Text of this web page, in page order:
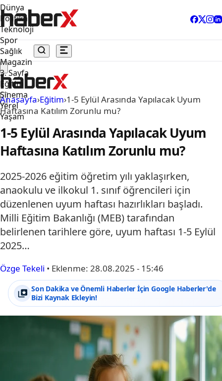
Dünya
Politika
Teknoloji
Spor
Sağlık
Magazin
3. Sayfa
Eğitim
Sinema
Yerel
Yaşam
Anasayfa›Eğitim›1-5 Eylül Arasında Yapılacak Uyum
Haftasına Katılım Zorunlu mu?
1-5 Eylül Arasında Yapılacak Uyum
Haftasına Katılım Zorunlu mu?
2025-2026 eğitim öğretim yılı yaklaşırken,
anaokulu ve ilkokul 1. sınıf öğrencileri için
düzenlenen uyum haftası hazırlıkları başladı.
Milli Eğitim Bakanlığı (MEB) tarafından
belirlenen tarihlere göre, uyum haftası 1-5 Eylül
2025…
Özge Tekeli • Eklenme: 28.08.2025 - 15:46
Son Dakika ve Önemli Haberler İçin Google Haberler'de
Bizi Kaynak Ekleyin!